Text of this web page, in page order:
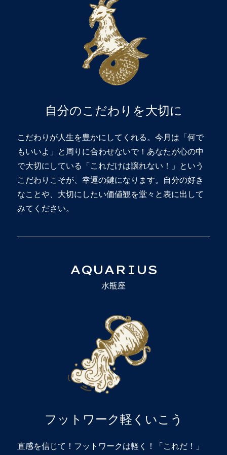
自分のこだわりを大切に
こだわりが人生を豊かにしてくれる。今月は「何で
もいいよ」と周りに合わせないで！あなたが心の中
で大切にしている「これだけは譲れない！」という
こだわりこそが、幸運の鍵になります。自分の好き
なことや、大切にしたい価値観を堂々と表に出して
みてください。
AQUARIUS
水瓶座
フットワーク軽くいこう
直感を信じて！フットワークは軽く！「これだ！」